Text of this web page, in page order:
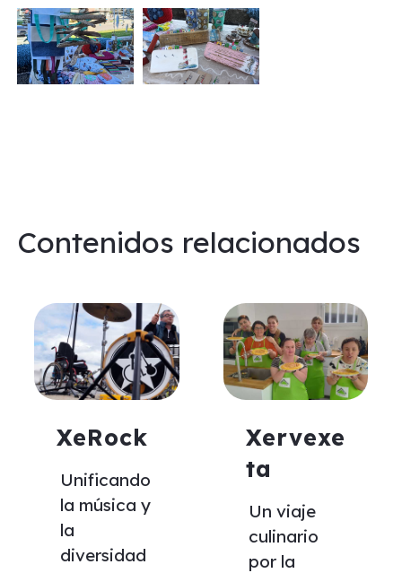
Contenidos relacionados
XeRock
Unificando
la música y
la
diversidad
Xervexe
ta
Un viaje
culinario
por la